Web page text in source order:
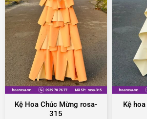
Kệ Hoa Chúc Mừng rosa-
315
Kệ